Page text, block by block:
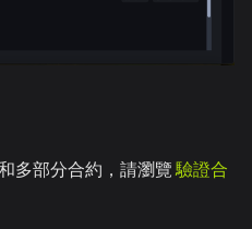
多部分合約，請瀏覽驗證合